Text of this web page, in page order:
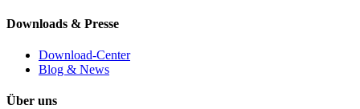
Downloads & Presse
Download-Center
Blog & News
Über uns